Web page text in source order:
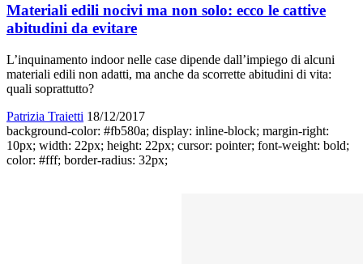
Materiali edili nocivi ma non solo: ecco le cattive
abitudini da evitare
L’inquinamento indoor nelle case dipende dall’impiego di alcuni
materiali edili non adatti, ma anche da scorrette abitudini di vita:
quali soprattutto?
Patrizia Traietti 18/12/2017
background-color: #fb580a; display: inline-block; margin-right:
10px; width: 22px; height: 22px; cursor: pointer; font-weight: bold;
color: #fff; border-radius: 32px;